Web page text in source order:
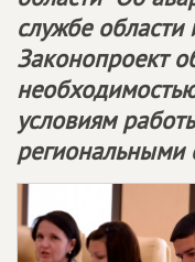
службе области
Законопроект
условиям
региональными